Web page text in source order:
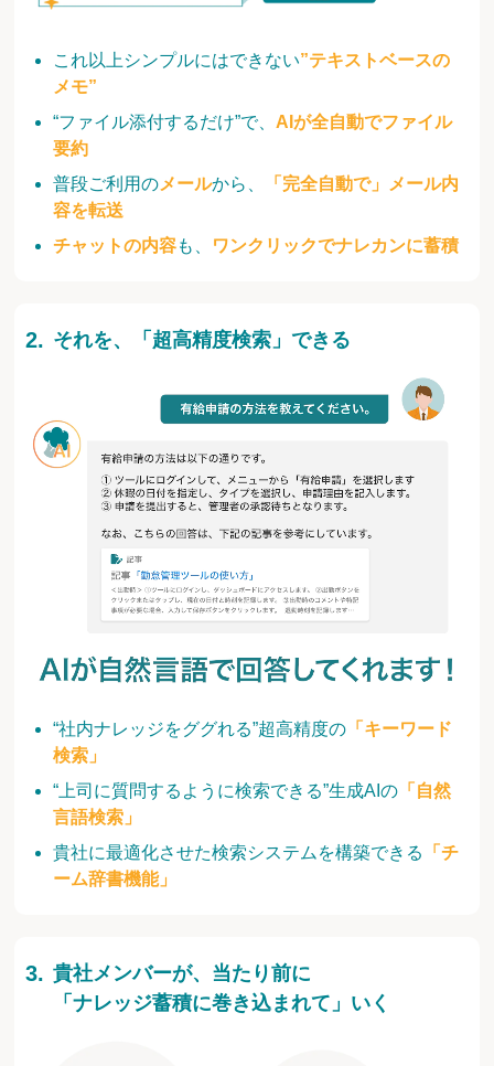
これ以上シンプルにはできない”テキストベースの
メモ”
“ファイル添付するだけ”で、 AIが全自動でファイル
要約
普段ご利用のメールから、
「完全自動で」メール内
容を転送
チャットの内容も、 ワンクリックでナレカンに蓄積
“社内ナレッジをググれる”超高精度の 「キーワード
検索」
“上司に質問するように検索できる”生成AIの 「自然
言語検索」
貴社に最適化させた検索システムを構築できる
「チ
ーム辞書機能」
それを、「超高精度検索」できる
貴社メンバーが、当たり前に
「ナレッジ蓄積に巻き込まれて」いく